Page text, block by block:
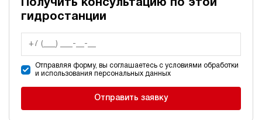
Получить консультацию по этой
гидростанции
Отправляя форму, вы соглашаетесь с условиями обработки
и использования персональных данных
Отправить заявку